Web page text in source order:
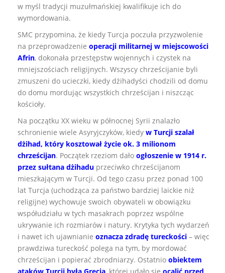
w myśl tradycji muzułmańskiej kwalifikuje ich do
wymordowania.
SMC przypomina, że kiedy Turcja poczuła przyzwolenie
na przeprowadzenie operacji militarnej w miejscowości
Afrin, dokonała przestępstw wojennych i czystek na
mniejszościach religijnych. Wszyscy chrześcijanie byli
zmuszeni do ucieczki, kiedy dżihadyści chodzili od domu
do domu mordując wszystkich chrześcijan i niszcząc
kościoły.
Na początku XX wieku w północnej Syrii znalazło
schronienie wiele Asyryjczyków, kiedy w Turcji szalał
dżihad, który kosztował życie ok. 3 milionom
chrześcijan. Początek rzeziom dało ogłoszenie w 1914 r.
przez sułtana dżihadu przeciwko chrześcijanom
mieszkającym w Turcji. Od tego czasu przez ponad 100
lat Turcja (uchodząca za państwo bardziej laickie niż
religijne) wychowuje swoich obywateli w obowiązku
współudziału w tych masakrach poprzez wspólne
ukrywanie ich rozmiarów i natury. Krytyka tych wydarzeń
i nawet ich ujawnianie oznacza zdradę tureckości – więc
prawdziwa tureckość polega na tym, by mordować
chrześcijan i popierać zbrodniarzy. Ostatnio obiektem